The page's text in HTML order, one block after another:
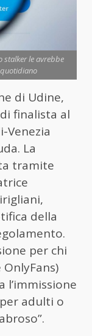
stalker le avrebbe
quotidiano
di Udine,
finalista al
Venezia
La
tramite
della
per chi
l’immissione
adulti o